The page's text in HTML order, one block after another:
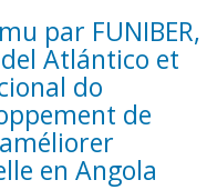
par FUNIBER,
Atlántico et
do
de
en Angola